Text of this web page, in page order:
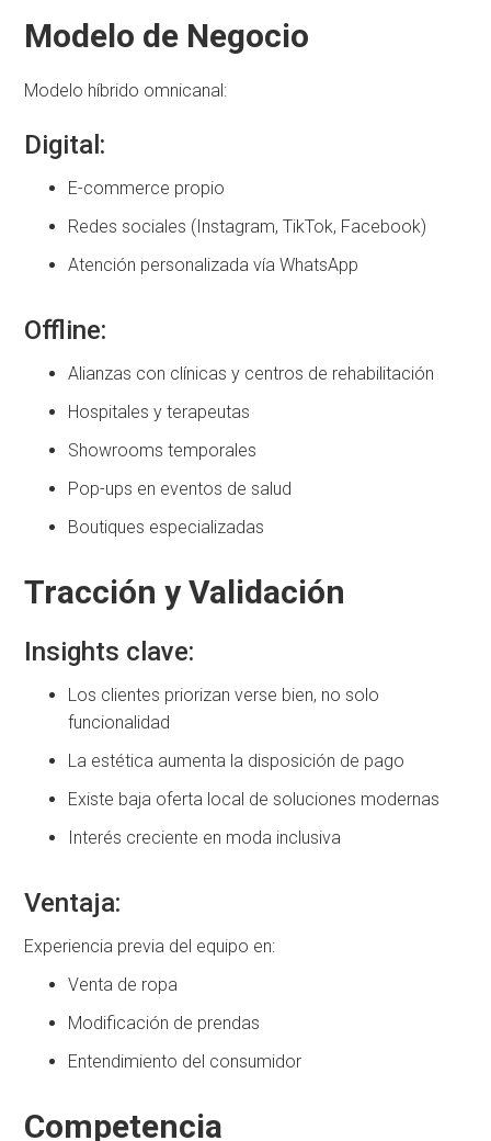
Modelo de Negocio
Modelo híbrido omnicanal:
Digital:
E-commerce propio
Redes sociales (Instagram, TikTok, Facebook)
Atención personalizada vía WhatsApp
Offline:
Alianzas con clínicas y centros de rehabilitación
Hospitales y terapeutas
Showrooms temporales
Pop-ups en eventos de salud
Boutiques especializadas
Tracción y Validación
Insights clave:
Los clientes priorizan verse bien, no solo
funcionalidad
La estética aumenta la disposición de pago
Existe baja oferta local de soluciones modernas
Interés creciente en moda inclusiva
Ventaja:
Experiencia previa del equipo en:
Venta de ropa
Modificación de prendas
Entendimiento del consumidor
Competencia